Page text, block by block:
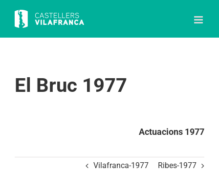
content
El Bruc 1977
Actuacions 1977
Vilafranca-1977 Ribes-1977